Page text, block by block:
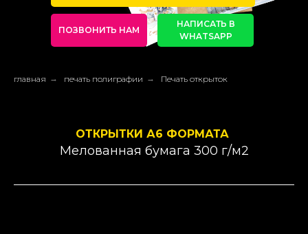
ПОЗВОНИТЬ НАМ
НАПИСАТЬ В
WHATSAPP
главная → печать полиграфии → Печать открыток
ОТКРЫТКИ А6 ФОРМАТА
Мелованная бумага 300 г/м2